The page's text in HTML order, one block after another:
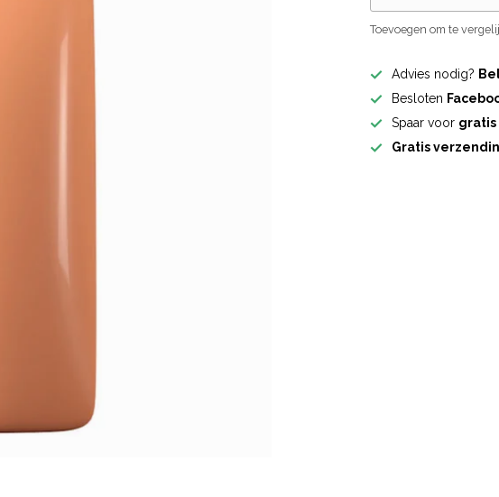
Toevoegen om te
Advies nodig?
Besloten
Spaar voor gratis
Gratis